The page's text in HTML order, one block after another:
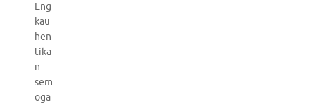
Eng
kau
hen
tika
n
sem
oga